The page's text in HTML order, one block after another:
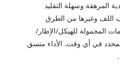
المرهقة وسهلة التقليد
اللف وغيرها من الطرق
المحمولة للهيكل/الإطار/
في أي وقت. الأداء متسق